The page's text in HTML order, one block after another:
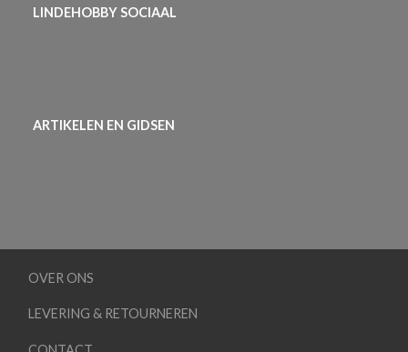
LINDEHOBBY SOCIAAL
ARTIKELEN EN GIDSEN
OVER ONS
LEVERING & RETOURNEREN